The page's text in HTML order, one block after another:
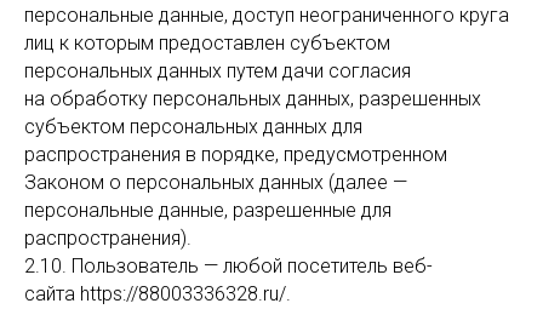
персональные данные, доступ неограниченного круга
лиц к которым предоставлен субъектом
персональных данных путем дачи согласия
на обработку персональных данных, разрешенных
субъектом персональных данных для
распространения в порядке, предусмотренном
Законом о персональных данных (далее —
персональные данные, разрешенные для
распространения).
2.10. Пользователь — любой посетитель веб-
сайта https://88003336328.ru/.